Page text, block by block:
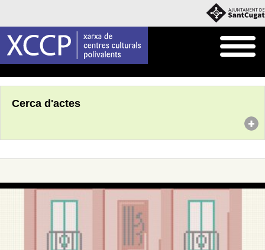
Cerca d'actes